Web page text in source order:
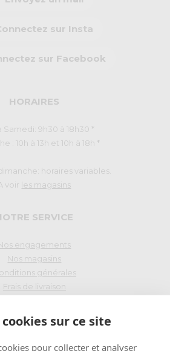
sur ce site
pour collecter et analyser
sur Insta
sur Facebook
HORAIRES
Samedi: 9h30 à 18h30 *
: 10h à 13h et 10h à 18h *
horaires variables.
voir les magasins
SERVICE
engagements
Nos magasins
générales
Frais de livraison
SÉCURISÉ